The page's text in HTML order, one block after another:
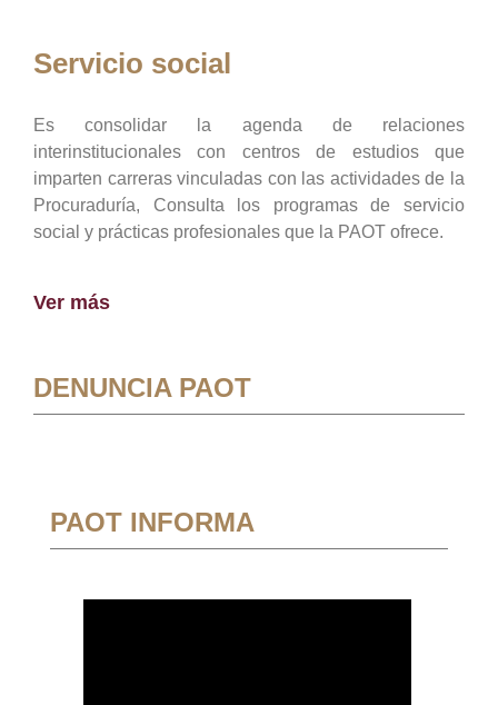
Servicio social
Es consolidar la agenda de relaciones
interinstitucionales con centros de estudios que
imparten carreras vinculadas con las actividades de la
Procuraduría, Consulta los programas de servicio
social y prácticas profesionales que la PAOT ofrece.
Ver más
DENUNCIA PAOT
PAOT INFORMA